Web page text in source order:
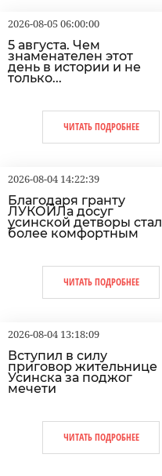
2026-08-05 06:00:00
5 августа. Чем
знаменателен этот
день в истории и не
только...
ЧИТАТЬ ПОДРОБНЕЕ
2026-08-04 14:22:39
Благодаря гранту
ЛУКОЙЛа досуг
усинской детворы стал
более комфортным
ЧИТАТЬ ПОДРОБНЕЕ
2026-08-04 13:18:09
Вступил в силу
приговор жительнице
Усинска за поджог
мечети
ЧИТАТЬ ПОДРОБНЕЕ